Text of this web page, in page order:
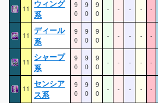
11
ウィング
系
9
0
9
0
9
0
- - - - -
11
ディール
系
9
0
9
0
9
0
- - - - -
11
シャープ
系
9
0
9
0
9
0
- - - - -
11
センシア
ス系
9
0
9
0
9
0
- - - - -